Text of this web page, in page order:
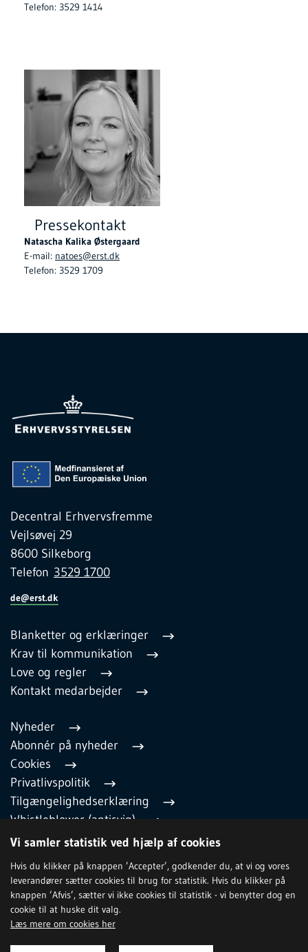
Vi samler statistik ved hjælp af cookies
Hvis du klikker på knappen ’Accepter’, godkender du, at vi og vores
leverandører sætter cookies til brug for statistik. Hvis du klikker på
knappen ’Afvis’, sætter vi ikke cookies til statistik - vi benytter dog en
cookie til at huske dit valg.
Læs mere om cookies her
Telefon: 3529 1414
Pressekontakt
Natascha Kalika Østergaard
E-mail: natoes@erst.dk
Telefon: 3529 1709
Decentral Erhvervsfremme
Vejlsøvej 29
8600 Silkeborg
Telefon 3529 1700
de@erst.dk
Blanketter og erklæringer
Krav til kommunikation
Love og regler
Kontakt medarbejder
Nyheder
Abonnér på nyheder
Cookies
Privatlivspolitik
Tilgængelighedserklæring
Whistleblower (antisvig)
English
TILMELD NYHEDSBREV